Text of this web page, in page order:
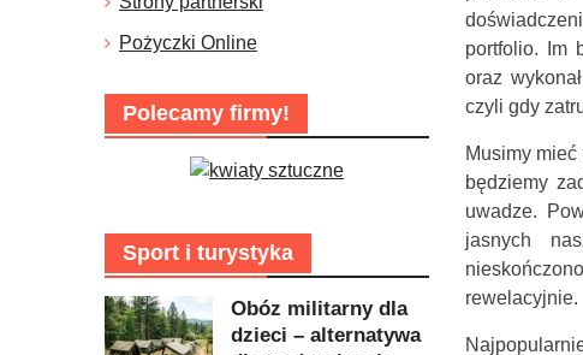
portfolio. Im
oraz
czyli gdy
Musimy
będziemy
uwadze.
jasnych
rewelacyjnie.
Pożyczki Online
Polecamy firmy!
Sport i turystyka
Obóz militarny dla
dzieci – alternatywa